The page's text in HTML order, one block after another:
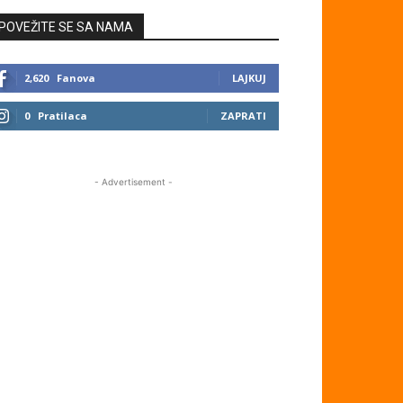
POVEŽITE SE SA NAMA
2,620 Fanova LAJKUJ
0 Pratilaca ZAPRATI
- Advertisement -